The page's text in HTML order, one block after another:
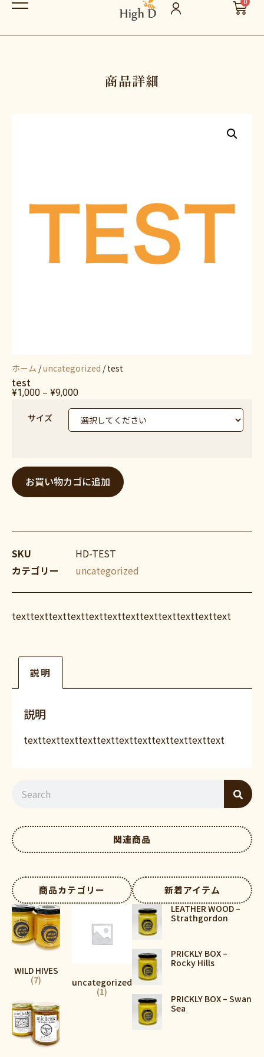
商品詳細
ホーム /uncategorized / test
test
¥1,000 – ¥9,000
サイズ
お買い物カゴに追加
SKU
HD-TEST
カテゴリー
uncategorized
texttexttexttexttexttexttexttexttexttexttexttext
説明
説明
texttexttexttexttexttexttexttexttexttexttext
関連商品
商品カテゴリー
WILD HIVES
(7)
uncategorized
(1)
新着アイテム
LEATHER WOOD –
Strathgordon
PRICKLY BOX –
Rocky Hills
PRICKLY BOX – Swan
Sea